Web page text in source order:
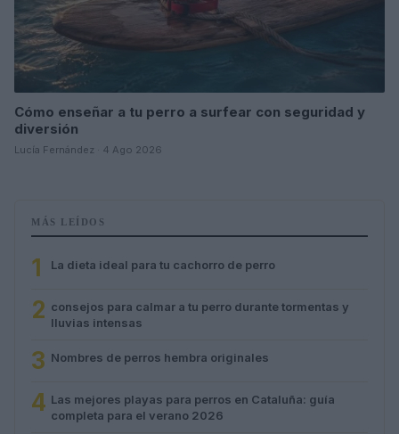
Cómo enseñar a tu perro a surfear con seguridad y
diversión
Lucía Fernández · 4 Ago 2026
MÁS LEÍDOS
1 La dieta ideal para tu cachorro de perro
2 consejos para calmar a tu perro durante tormentas y
lluvias intensas
3 Nombres de perros hembra originales
4 Las mejores playas para perros en Cataluña: guía
completa para el verano 2026